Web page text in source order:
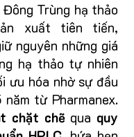
Trùng hạ thảo
xuất tiên tiến,
nguyên những giá
hạ thảo tự nhiên
ưu hóa nhờ sự đầu
từ Pharmanex.
chặt chẽ qua quy